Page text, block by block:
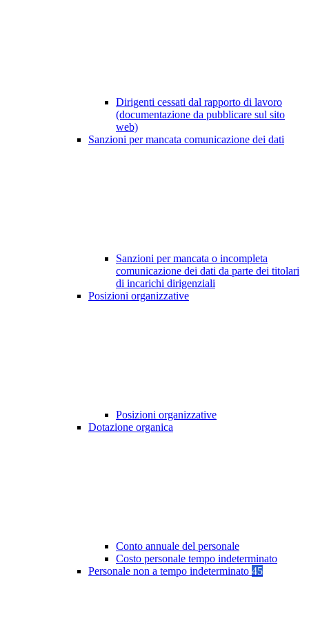
Dirigenti cessati dal rapporto di lavoro
(documentazione da pubblicare sul sito
web)
Sanzioni per mancata comunicazione dei dati
Sanzioni per mancata o incompleta
comunicazione dei dati da parte dei titolari
di incarichi dirigenziali
Posizioni organizzative
Posizioni organizzative
Dotazione organica
Conto annuale del personale
Costo personale tempo indeterminato
Personale non a tempo indeterminato 45